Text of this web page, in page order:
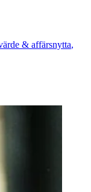
& affärsnytta